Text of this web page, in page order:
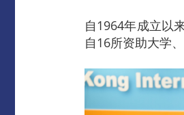
自1964年成立以
自16所资助大学